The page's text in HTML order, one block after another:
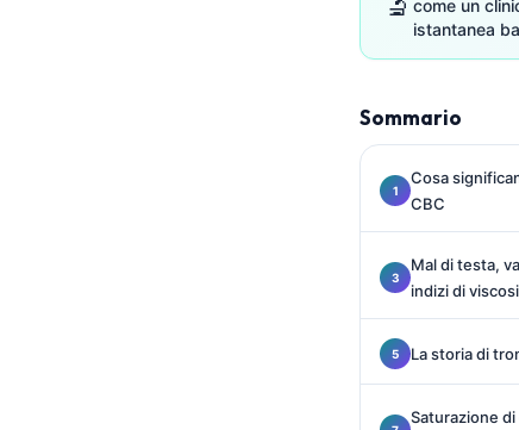
come un
istantanea
Sommario
Cosa
CBC
Mal di testa,
indizi di
La storia di
Saturazione di